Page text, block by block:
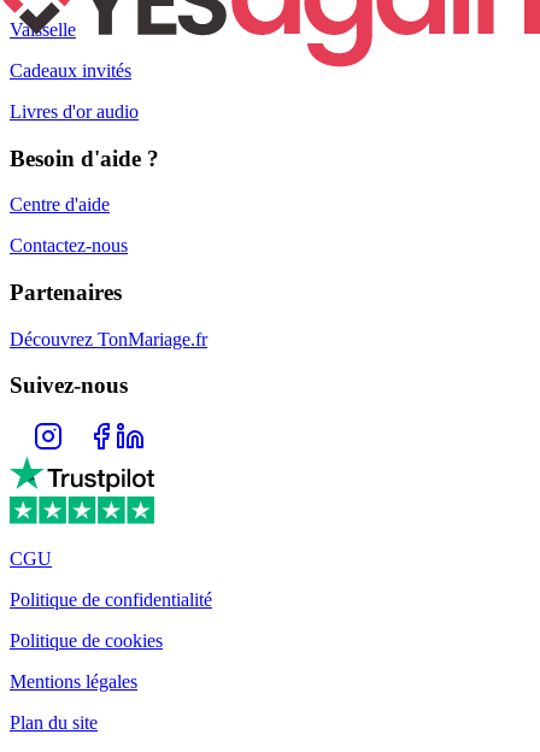
Vaisselle
Cadeaux invités
Livres d'or audio
Besoin d'aide ?
Centre d'aide
Contactez-nous
Partenaires
Découvrez TonMariage.fr
Suivez-nous
CGU
Politique de confidentialité
Politique de cookies
Mentions légales
Plan du site